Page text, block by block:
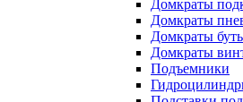
Домкраты
Домкраты
Домкраты
Домкраты
Подъемники